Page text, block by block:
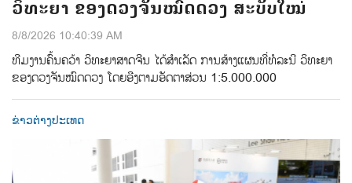
ວິທະຍາ ຂອງດວງຈັນໝົດດວງ ສະບັບໃໝ່
8/8/2026 10:40:39 AM
ທີມ​ງານ​ຄົ້ນ​ຄວ້າ ​ວິ​ທະ​ຍາ​ສາດ​ຈີນ​ ໄດ້​ສຳ​ເລັດ ​ການ​​ສ້າງ​ແຜນ​ທີ່​ທໍ​ລະ​ນີ​ ວິ​ທະ​ຍາ
ຂອງ​ດວງ​ຈັນ​ໝົດ​ດວງ​ ໂດຍ​ອີງ​ຕາມ​ອັດ​ຕາ​ສ່ວນ 1:5.000.000
ຂ່າວຕ່າງປະເທດ